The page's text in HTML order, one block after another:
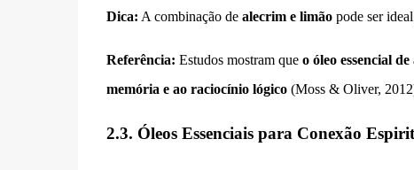
Dica: A combinação de alecrim e limãopode ser ideal
Referência: Estudos mostram que o óleo essencial
memória e ao raciocínio lógico(Moss & Oliver,
2.3. Óleos Essenciais para Conexão